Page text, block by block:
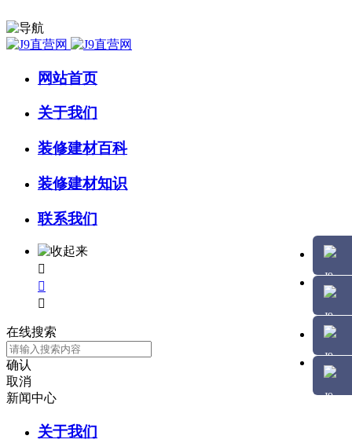
网站首页
关于我们
装修建材百科
装修建材知识
联系我们



在线搜索
确认
取消
新闻中心
关于我们